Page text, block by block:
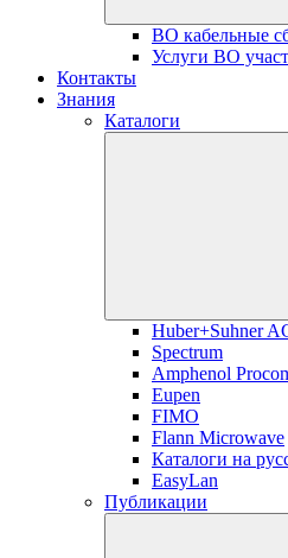
ВО кабельные
Услуги ВО
Контакты
Знания
Каталоги
Huber+Suhner
Spectrum
Amphenol
Eupen
FIMO
Flann Microwave
Каталоги на
EasyLan
Публикации